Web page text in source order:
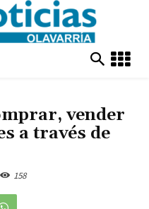
vender
a través de
158